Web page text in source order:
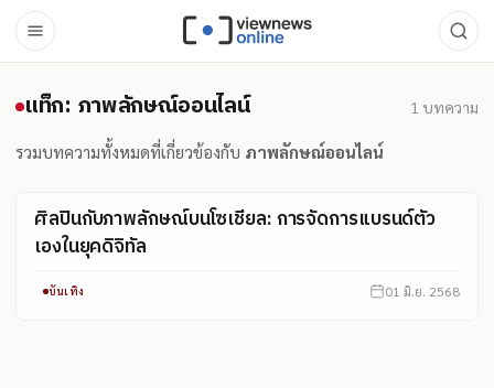
แท็ก: ภาพลักษณ์ออนไลน์
แท็ก: ภาพลักษณ์ออนไลน์ 1 บทความ
รวมบทความทั้งหมดที่เกี่ยวข้องกับ ภาพลักษณ์ออนไลน์
ศิลปินกับภาพลักษณ์บนโซเชียล: การจัดการแบรนด์ตัว
เองในยุคดิจิทัล
บันเทิง 01 มิ.ย. 2568